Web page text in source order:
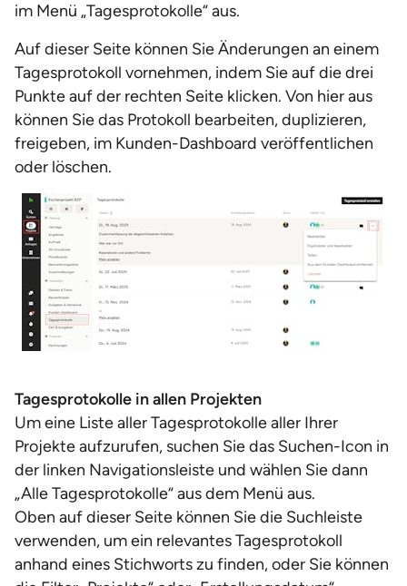
im Menü „Tagesprotokolle“ aus.
Auf dieser Seite können Sie Änderungen an einem
Tagesprotokoll vornehmen, indem Sie auf die drei
Punkte auf der rechten Seite klicken. Von hier aus
können Sie das Protokoll bearbeiten, duplizieren,
freigeben, im Kunden-Dashboard veröffentlichen
oder löschen.
Tagesprotokolle in allen Projekten
Um eine Liste aller Tagesprotokolle aller Ihrer
Projekte aufzurufen, suchen Sie das Suchen-Icon in
der linken Navigationsleiste und wählen Sie dann
„Alle Tagesprotokolle“ aus dem Menü aus.
Oben auf dieser Seite können Sie die Suchleiste
verwenden, um ein relevantes Tagesprotokoll
anhand eines Stichworts zu finden, oder Sie können